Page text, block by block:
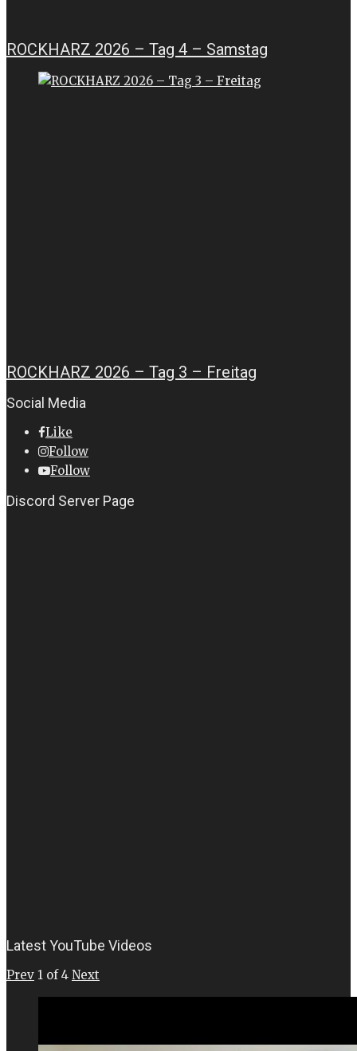
ROCKHARZ 2026 – Tag 4 – Samstag
ROCKHARZ 2026 – Tag 3 – Freitag
Social Media
Like
Follow
Follow
Discord Server Page
Latest YouTube Videos
Prev 1 of 4 Next